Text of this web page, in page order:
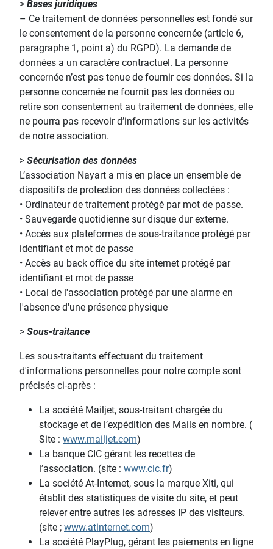
> Bases juridiques
– Ce traitement de données personnelles est fondé sur
le consentement de la personne concernée (article 6,
paragraphe 1, point a) du RGPD). La demande de
données a un caractère contractuel. La personne
concernée n’est pas tenue de fournir ces données. Si la
personne concernée ne fournit pas les données ou
retire son consentement au traitement de données, elle
ne pourra pas recevoir d’informations sur les activités
de notre association.
> Sécurisation des données
L’association Nayart a mis en place un ensemble de
dispositifs de protection des données collectées :
• Ordinateur de traitement protégé par mot de passe.
• Sauvegarde quotidienne sur disque dur externe.
• Accès aux plateformes de sous-traitance protégé par
identifiant et mot de passe
• Accès au back office du site internet protégé par
identifiant et mot de passe
• Local de l'association protégé par une alarme en
l'absence d'une présence physique
> Sous-traitance
Les sous-traitants effectuant du traitement
d'informations personnelles pour notre compte sont
précisés ci-après :
La société Mailjet, sous-traitant chargée du
stockage et de l’expédition des Mails en nombre. (
Site : www.mailjet.com)
La banque CIC gérant les recettes de
l’association. (site : www.cic.fr)
La société At-Internet, sous la marque Xiti, qui
établit des statistiques de visite du site, et peut
relever entre autres les adresses IP des visiteurs.
(site ; www.atinternet.com)
La société PlayPlug, gérant les paiements en ligne